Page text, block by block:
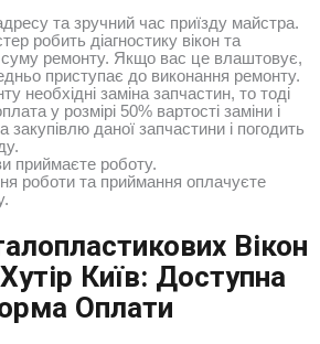
та зручний час приїзду майстра.
робить діагностику вікон та
суму ремонту. Якщо вас це влаштовує,
приступає до виконання ремонту.
необхідні заміна запчастин, то тоді
у розмірі 50% вартості заміни і
закупівлю даної запчастини і погодить
приймаєте роботу.
роботи та приймання оплачуєте
Вікон
Київ: Доступна
Оплати